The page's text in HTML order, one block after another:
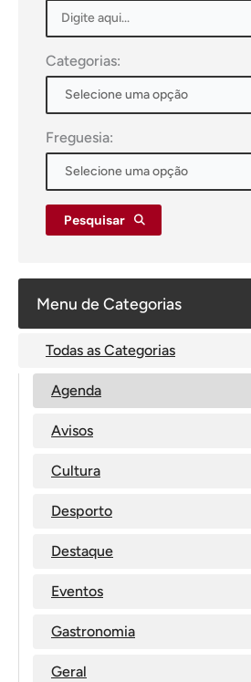
Categorias:
Freguesia:
Pesquisar
Menu de Categorias
Todas as Categorias
Agenda
Avisos
Cultura
Desporto
Destaque
Eventos
Gastronomia
Geral